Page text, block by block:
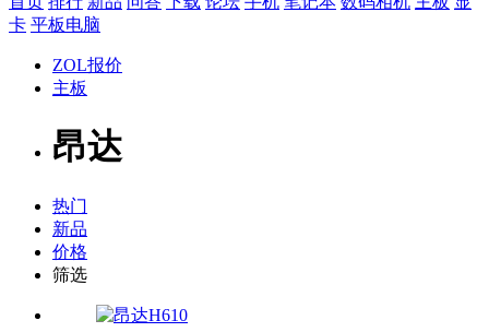
卡 平板电脑
ZOL报价
主板
昂达
热门
新品
价格
筛选